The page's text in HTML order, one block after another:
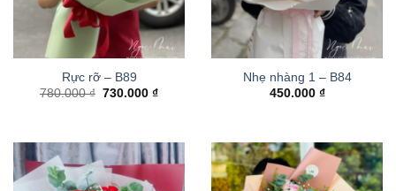
Rực rỡ – B89
780.000₫ Giá
730.000₫Giá
Nhẹ nhàng 1 – B84
450.000 ₫